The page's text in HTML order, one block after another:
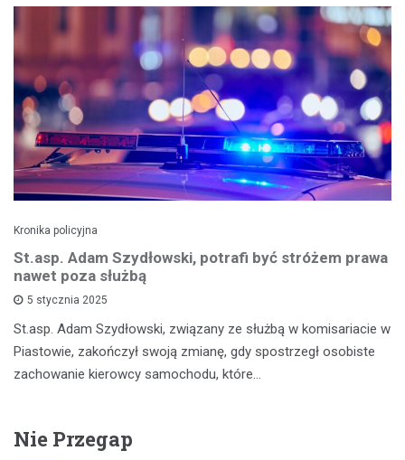
Kronika policyjna
St.asp. Adam Szydłowski, potrafi być stróżem prawa
nawet poza służbą
5 stycznia 2025
St.asp. Adam Szydłowski, związany ze służbą w komisariacie w
Piastowie, zakończył swoją zmianę, gdy spostrzegł osobiste
zachowanie kierowcy samochodu, które…
Nie Przegap